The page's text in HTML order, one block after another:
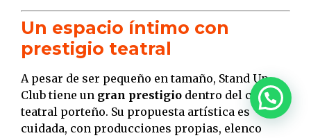
Un espacio íntimo con
prestigio teatral
A pesar de ser pequeño en tamaño, Stand Up
Club tiene un gran prestigio dentro del circuito
teatral porteño. Su propuesta artística es
cuidada, con producciones propias, elenco